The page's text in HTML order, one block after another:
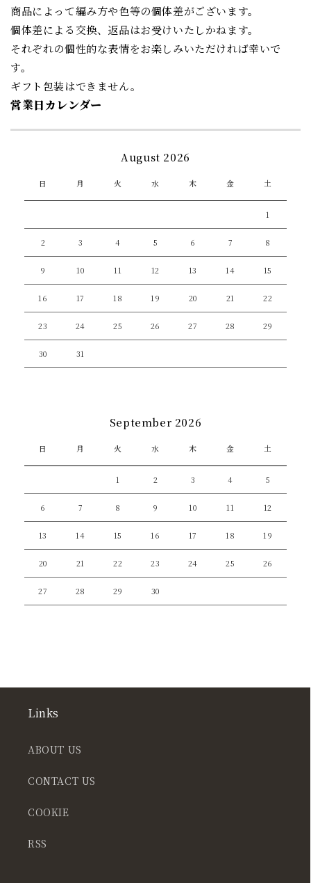
営業日カレンダー
August 2026
日 月 火 水 木 金 土
1
2 3 4 5 6 7 8
9 10 11 12 13 14 15
16 17 18 19 20 21 22
23 24 25 26 27 28 29
30 31
September 2026
日 月 火 水 木 金 土
1 2 3 4 5
6 7 8 9 10 11 12
13 14 15 16 17 18 19
20 21 22 23 24 25 26
27 28 29 30
商品によって編み方や色等の個体差がございます。
個体差による交換、返品はお受けいたしかねます。
それぞれの個性的な表情をお楽しみいただければ幸いで
す。
ギフト包装はできません。
Links
ABOUT US
CONTACT US
COOKIE
RSS